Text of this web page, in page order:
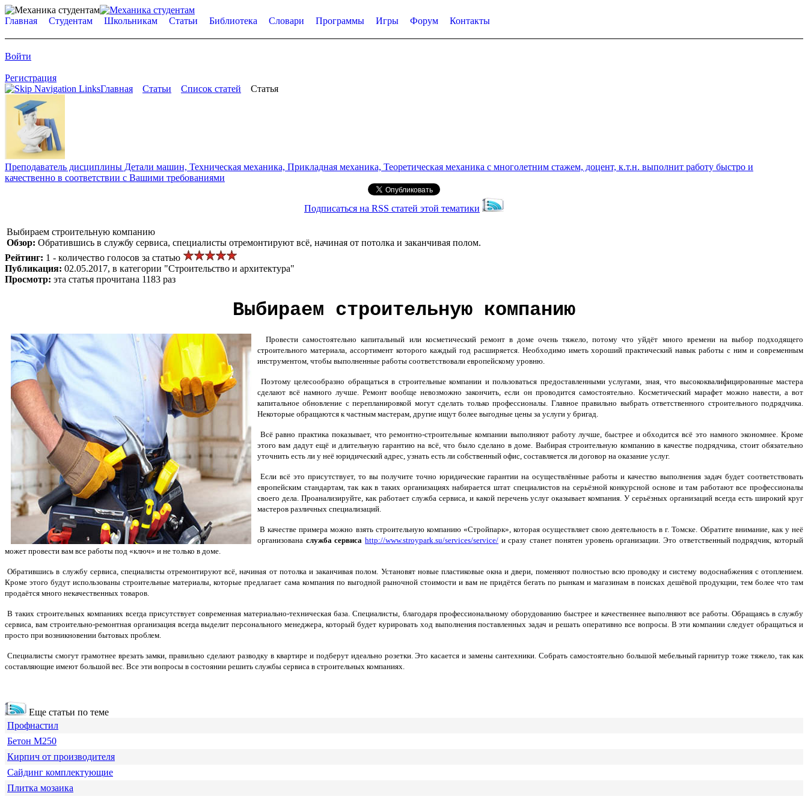
Главная Студентам Школьникам Статьи Библиотека Словари Программы Игры Форум Контакты
Войти
Регистрация
Главная
Статьи Список статей Статья
Преподаватель дисциплины Детали машин, Техническая механика, Прикладная механика, Теоретическая механика с многолетним стажем, доцент, к.т.н. выполнит работу быстро и
качественно в соответствии с Вашими требованиями
Подписаться на RSS статей этой тематики
Выбираем строительную компанию
Обзор: Обратившись в службу сервиса, специалисты отремонтируют всё, начиная от потолка и заканчивая полом.
Рейтинг: 1 - количество голосов за статью
Публикация: 02.05.2017, в категории "Строительство и архитектура"
Просмотр: эта статья прочитана 1183 раз
Выбираем строительную компанию
Провести самостоятельно капитальный или косметический ремонт в доме очень тяжело, потому что уйдёт много времени на выбор подходящего
строительного материала, ассортимент которого каждый год расширяется. Необходимо иметь хороший практический навык работы с ним и современным
инструментом, чтобы выполненные работы соответствовали европейскому уровню.
Поэтому целесообразно обращаться в строительные компании и пользоваться предоставленными услугами, зная, что высококвалифицированные мастера
сделают всё намного лучше. Ремонт вообще невозможно закончить, если он проводится самостоятельно. Косметический марафет можно навести, а вот
капитальное обновление с перепланировкой могут сделать только профессионалы. Главное правильно выбрать ответственного строительного подрядчика.
Некоторые обращаются к частным мастерам, другие ищут более выгодные цены за услуги у бригад.
Всё равно практика показывает, что ремонтно-строительные компании выполняют работу лучше, быстрее и обходится всё это намного экономнее. Кроме
этого вам дадут ещё и длительную гарантию на всё, что было сделано в доме. Выбирая строительную компанию в качестве подрядчика, стоит обязательно
уточнить есть ли у неё юридический адрес, узнать есть ли собственный офис, составляется ли договор на оказание услуг.
Если всё это присутствует, то вы получите точно юридические гарантии на осуществлённые работы и качество выполнения задач будет соответствовать
европейским стандартам, так как в таких организациях набирается штат специалистов на серьёзной конкурсной основе и там работают все профессионалы
своего дела. Проанализируйте, как работает служба сервиса, и какой перечень услуг оказывает компания. У серьёзных организаций всегда есть широкий круг
мастеров различных специализаций.
В качестве примера можно взять строительную компанию «Стройпарк», которая осуществляет свою деятельность в г. Томске. Обратите внимание, как у неё
организована служба сервиса http://www.stroypark.su/services/service/ и сразу станет понятен уровень организации. Это ответственный подрядчик, который
может провести вам все работы под «ключ» и не только в доме.
Обратившись в службу сервиса, специалисты отремонтируют всё, начиная от потолка и заканчивая полом. Установят новые пластиковые окна и двери, поменяют полностью всю проводку и систему водоснабжения с отоплением.
Кроме этого будут использованы строительные материалы, которые предлагает сама компания по выгодной рыночной стоимости и вам не придётся бегать по рынкам и магазинам в поисках дешёвой продукции, тем более что там
продаётся много некачественных товаров.
В таких строительных компаниях всегда присутствует современная материально-техническая база. Специалисты, благодаря профессиональному оборудованию быстрее и качественнее выполняют все работы. Обращаясь в службу
сервиса, вам строительно-ремонтная организация всегда выделит персонального менеджера, который будет курировать ход выполнения поставленных задач и решать оперативно все вопросы. В эти компании следует обращаться и
просто при возникновении бытовых проблем.
Специалисты смогут грамотнее врезать замки, правильно сделают разводку в квартире и подберут идеально розетки. Это касается и замены сантехники. Собрать самостоятельно большой мебельный гарнитур тоже тяжело, так как
составляющие имеют большой вес. Все эти вопросы в состоянии решить службы сервиса в строительных компаниях.
Еще статьи по теме
Профнастил
Бетон М250
Кирпич от производителя
Сайдинг комплектующие
Плитка мозаика